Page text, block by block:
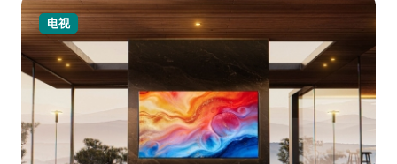
电视